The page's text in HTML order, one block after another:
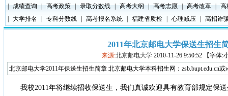
成绩查询 高考政策 录取分数线 高考大纲 高考志愿 高考改革
高
大学排名 专科分数线 高考报名系统 福建省质检 心理减压 高招诈
2011年北京邮电大学保送生招生
来源:北京邮电大学 2010-11-26 9:50:52 【字体:
北京邮电大学2011年保送生招生简章 北京邮电大学本科招生网：zsb.bupt.edu.cn或
我校2011年将继续招收保送生，我们真诚欢迎具有教育部规定保